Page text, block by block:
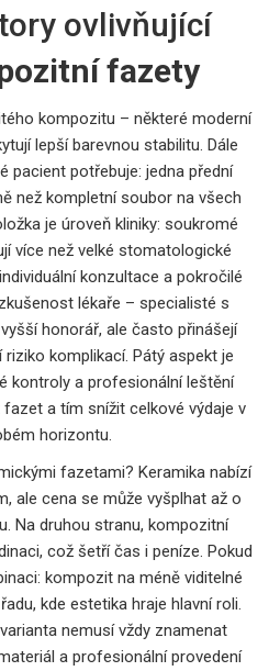
ovlivňující
fazety
kompozitu – některé moderní
lepší barevnou stabilitu. Dále
pacient potřebuje: jedna přední
než kompletní soubor na všech
je úroveň kliniky: soukromé
více než velké stomatologické
konzultace a pokročilé
lékaře – specialisté s
honorář, ale často přinášejí
komplikací. Pátý aspekt je
kontroly a profesionální leštění
a tím snížit celkové výdaje v
horizontu.
fazetami? Keramika nabízí
ale cena se může vyšplhat až o
Na druhou stranu, kompozitní
což šetří čas i peníze. Pokud
kompozit na méně viditelné
kde estetika hraje hlavní roli.
nemusí vždy znamenat
a profesionální provedení